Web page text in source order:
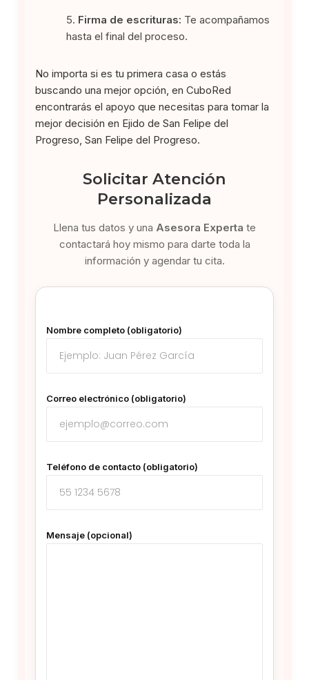
Firma de escrituras: Te acompañamos
hasta el final del proceso.
No importa si es tu primera casa o estás
buscando una mejor opción, en CuboRed
encontrarás el apoyo que necesitas para tomar la
mejor decisión en Ejido de San Felipe del
Progreso, San Felipe del Progreso.
Solicitar Atención
Personalizada
Llena tus datos y una Asesora Experta te
contactará hoy mismo para darte toda la
información y agendar tu cita.
Nombre completo (obligatorio)
Correo electrónico (obligatorio)
Teléfono de contacto (obligatorio)
Mensaje (opcional)